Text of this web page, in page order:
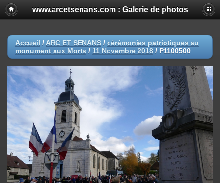
www.arcetsenans.com : Galerie de photos
Accueil / ARC ET SENANS / cérémonies patriotiques au
monument aux Morts / 11 Novembre 2018 / P1100500